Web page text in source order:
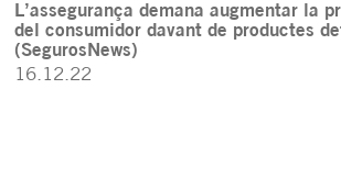
L’assegurança demana augmentar la
del consumidor davant de productes
(SegurosNews)
16.12.22